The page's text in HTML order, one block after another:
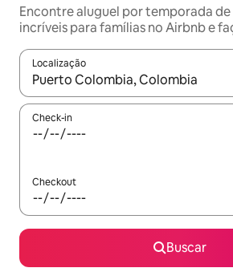
Encontre aluguel por temporada
incríveis para famílias no Airbnb e
Localização
Quando os resultados estiverem
Check-in
Checkout
Buscar